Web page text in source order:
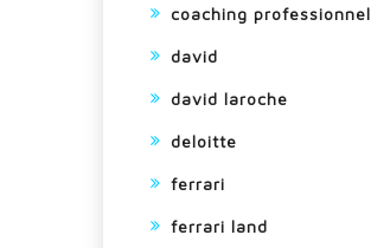
coaching professionnel
david
david laroche
deloitte
ferrari
ferrari land